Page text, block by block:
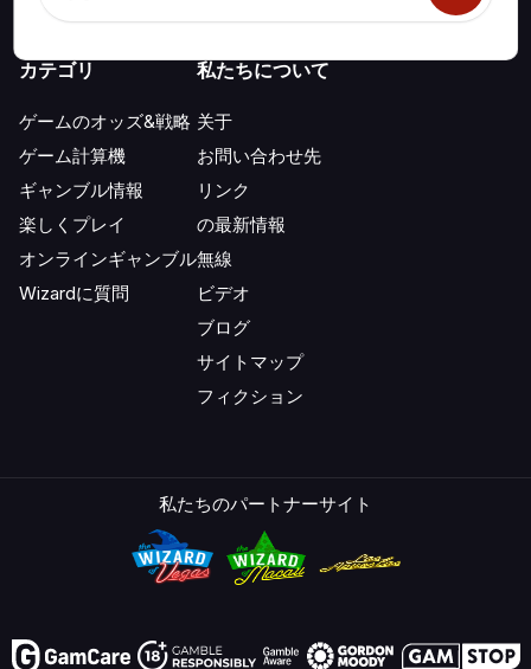
カテゴリ
ゲームのオッズ&戦略
ゲーム計算機
ギャンブル情報
楽しくプレイ
オンラインギャンブル
Wizardに質問
私たちについて
关于
お問い合わせ先
リンク
の最新情報
無線
ビデオ
ブログ
サイトマップ
フィクション
私たちのパートナーサイト